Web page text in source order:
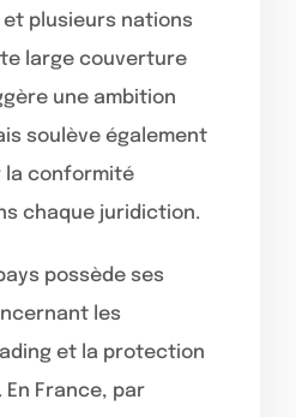
et plusieurs nations
large couverture
une ambition
soulève également
la conformité
chaque juridiction.
possède ses
les
et la protection
France, par